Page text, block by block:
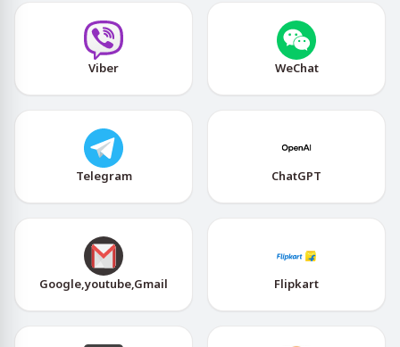
Viber WeChat
Telegram ChatGPT
Google,youtube,Gmail Flipkart